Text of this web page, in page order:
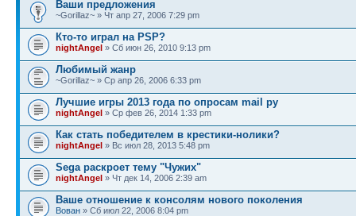
Ваши предложения
~Gorillaz~ » Чт апр 27, 2006 7:29 pm
Кто-то играл на PSP?
nightAngel » Сб июн 26, 2010 9:13 pm
Любимый жанр
~Gorillaz~ » Ср апр 26, 2006 6:33 pm
Лучшие игры 2013 года по опросам mail ру
nightAngel » Ср фев 26, 2014 1:33 pm
Как стать победителем в крестики-нолики?
nightAngel » Вс июл 28, 2013 5:48 pm
Sega раскроет тему "Чужих"
nightAngel » Чт дек 14, 2006 2:39 am
Ваше отношение к консолям нового поколения
Вован » Сб июл 22, 2006 8:04 pm